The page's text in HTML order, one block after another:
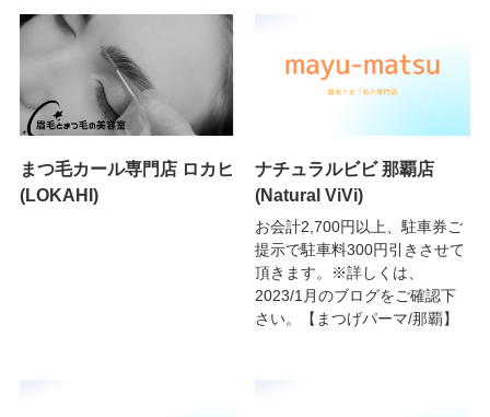
まつ毛カール専門店 ロカヒ
(LOKAHI)
ナチュラルビビ 那覇店
(Natural ViVi)
お会計2,700円以上、駐車券ご
提示で駐車料300円引きさせて
頂きます。※詳しくは、
2023/1月のブログをご確認下
さい。【まつげパーマ/那覇】